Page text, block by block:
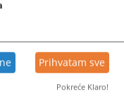
Prihvatam sve
Pokreće Klaro!